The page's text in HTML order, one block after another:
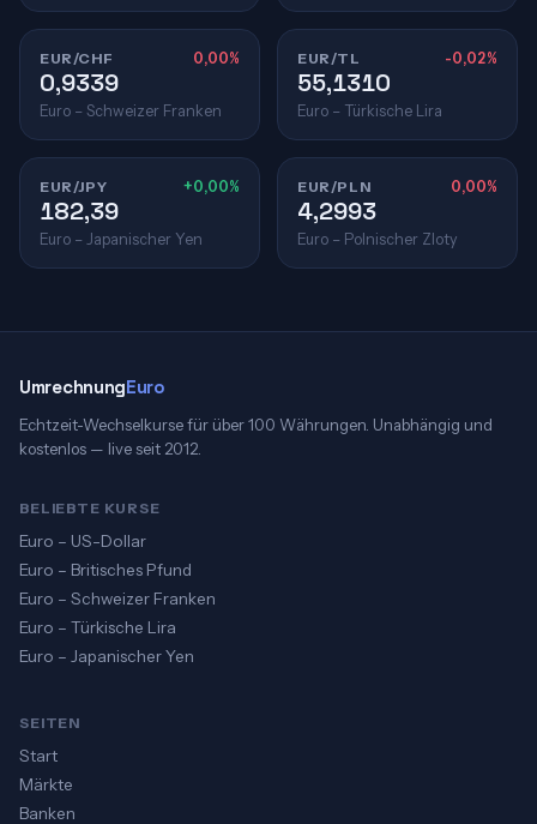
EUR/CHF 0,00%
0,9339
Euro – Schweizer Franken
EUR/TL -0,02%
55,1310
Euro – Türkische Lira
EUR/JPY +0,00%
182,39
Euro – Japanischer Yen
EUR/PLN 0,00%
4,2993
Euro – Polnischer Zloty
UmrechnungEuro
Echtzeit-Wechselkurse für über 100 Währungen. Unabhängig und
kostenlos — live seit 2012.
BELIEBTE KURSE
Euro – US-Dollar
Euro – Britisches Pfund
Euro – Schweizer Franken
Euro – Türkische Lira
Euro – Japanischer Yen
SEITEN
Start
Märkte
Banken